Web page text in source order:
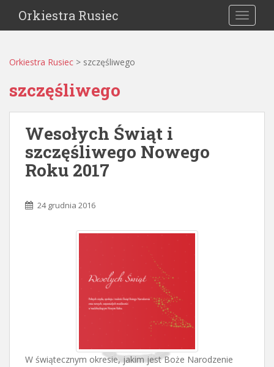
Orkiestra Rusiec
Orkiestra Rusiec > szczęśliwego
szczęśliwego
Wesołych Świąt i
szczęśliwego Nowego
Roku 2017
24 grudnia 2016
W świątecznym okresie, jakim jest Boże Narodzenie